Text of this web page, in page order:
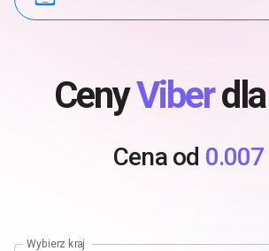
CenyViberdla
Cena od
Wybierz kraj